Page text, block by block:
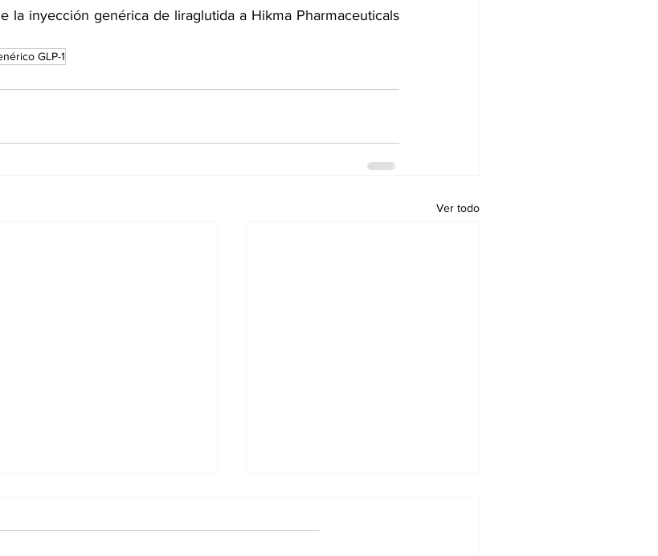
la inyección genérica de liraglutida a Hikma Pharmaceuticals
GLP-1
Ver todo